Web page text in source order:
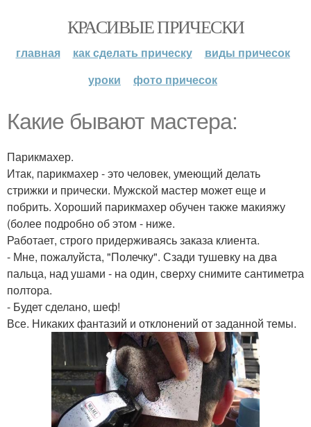
КРАСИВЫЕ ПРИЧЕСКИ
главная как сделать прическу
виды причесок
уроки
фото причесок
Какие бывают мастера:
Парикмахер.
Итак, парикмахер - это человек, умеющий делать
стрижки и прически. Мужской мастер может еще и
побрить. Хороший парикмахер обучен также макияжу
(более подробно об этом - ниже.
Работает, строго придерживаясь заказа клиента.
- Мне, пожалуйста, "Полечку". Сзади тушевку на два
пальца, над ушами - на один, сверху снимите сантиметра
полтора.
- Будет сделано, шеф!
Все. Никаких фантазий и отклонений от заданной темы.